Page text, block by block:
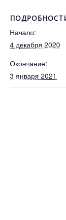
Начало:
4 декабря 2020
Окончание:
3 января 2021